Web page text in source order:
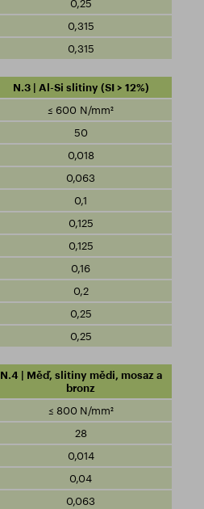
0,25
0,315
0,315
N.3 | Al-Si slitiny (SI > 12%)
≤ 600 N/mm²
50
0,018
0,063
0,1
0,125
0,125
0,16
0,2
0,25
0,25
N.4 | Měď, slitiny mědi, mosaz a
bronz
≤ 800 N/mm²
28
0,014
0,04
0,063